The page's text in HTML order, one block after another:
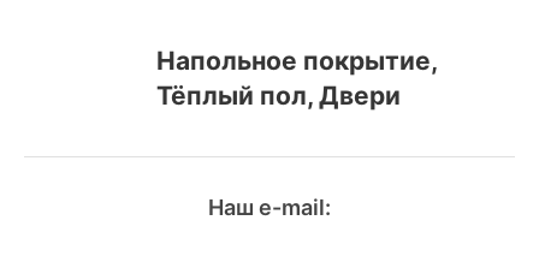
Напольное покрытие,
Тёплый пол, Двери
Наш e-mail: